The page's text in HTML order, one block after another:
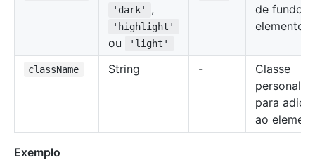
'dark' ,
'highlight'
ou 'light'
de fundo
elemento.
className String -
Classe
para
ao
Exemplo